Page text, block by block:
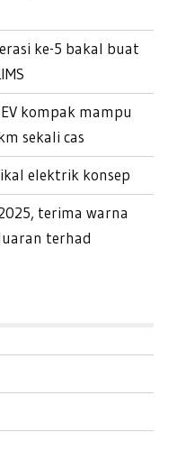
ke-5 bakal buat
kompak mampu
sekali cas
elektrik konsep
terima warna
terhad